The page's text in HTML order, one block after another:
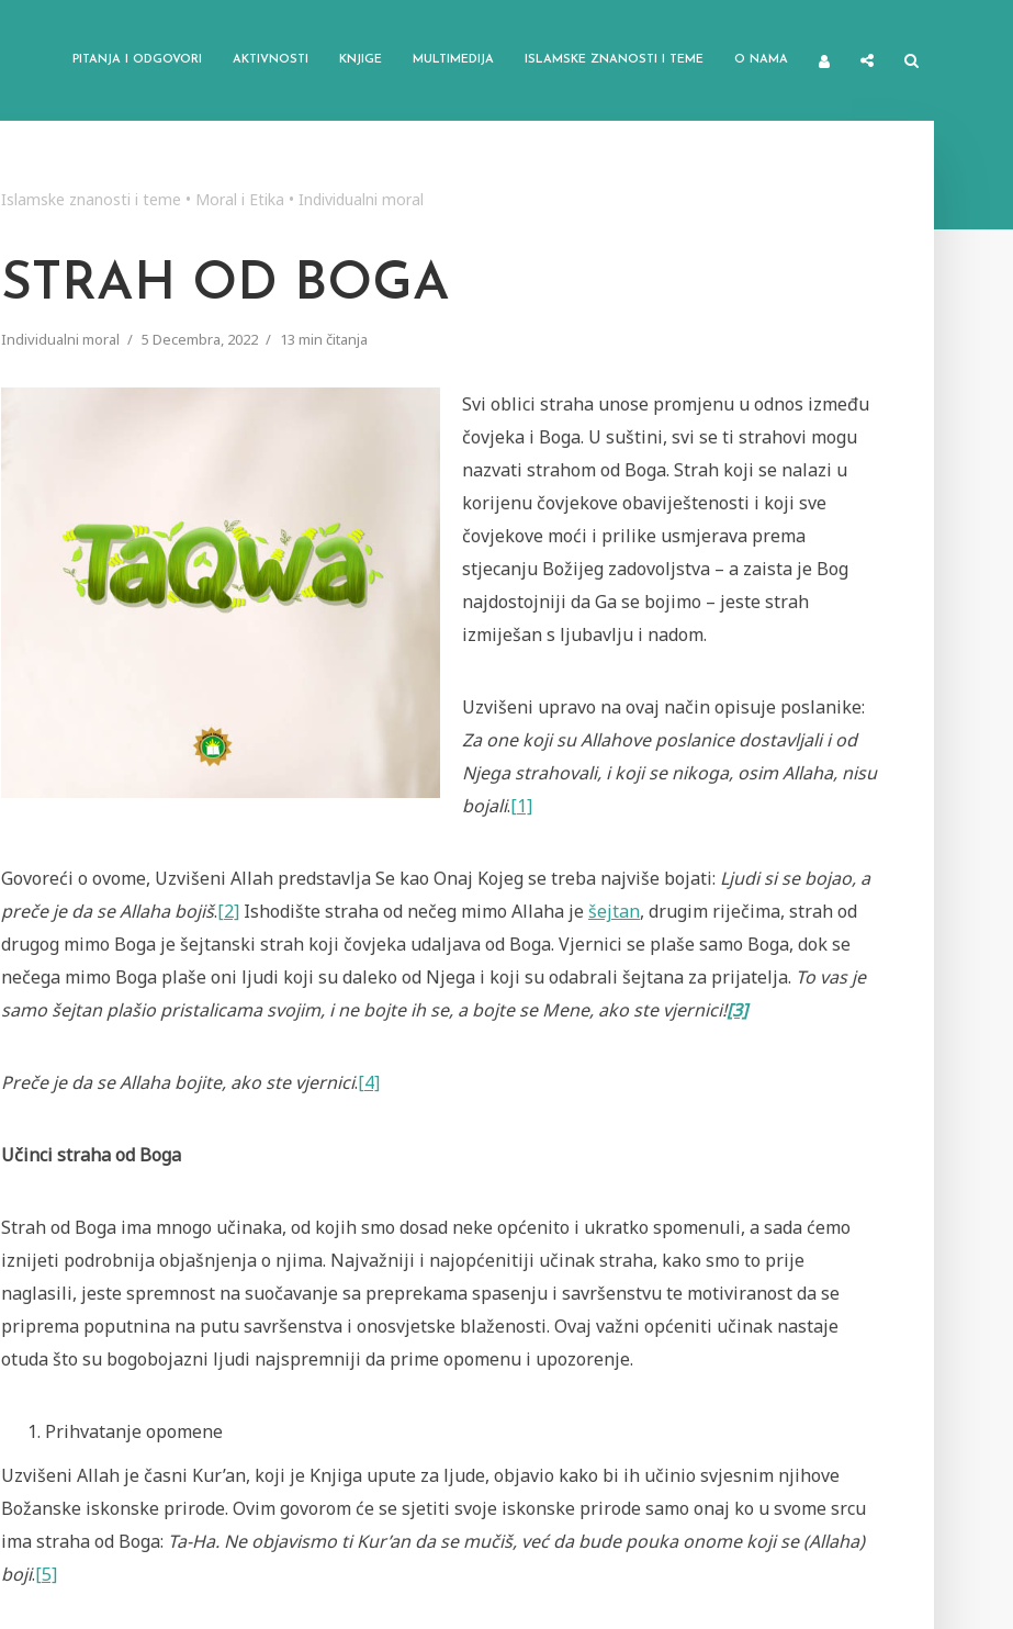
PITANJA I ODGOVORI AKTIVNOSTI KNJIGE MULTIMEDIJA ISLAMSKE ZNANOSTI I TEME O NAMA
Islamske znanosti i teme • Moral i Etika • Individualni moral
STRAH OD BOGA
Individualni moral 5 Decembra, 2022 13 min čitanja
Svi oblici straha unose promjenu u odnos između
čovjeka i Boga. U suštini, svi se ti strahovi mogu
nazvati strahom od Boga. Strah koji se nalazi u
korijenu čovjekove obaviještenosti i koji sve
čovjekove moći i prilike usmjerava prema
stjecanju Božijeg zadovoljstva – a zaista je Bog
najdostojniji da Ga se bojimo – jeste strah
izmiješan s ljubavlju i nadom.
Uzvišeni upravo na ovaj način opisuje poslanike:
Za one koji su Allahove poslanice dostavljali i od
Njega strahovali, i koji se nikoga, osim Allaha, nisu
bojali.[1]
Govoreći o ovome, Uzvišeni Allah predstavlja Se kao Onaj Kojeg se treba najviše bojati: Ljudi si se bojao, a
preče je da se Allaha bojiš.[2] Ishodište straha od nečeg mimo Allaha je šejtan, drugim riječima, strah od
drugog mimo Boga je šejtanski strah koji čovjeka udaljava od Boga. Vjernici se plaše samo Boga, dok se
nečega mimo Boga plaše oni ljudi koji su daleko od Njega i koji su odabrali šejtana za prijatelja. To vas je
samo šejtan plašio pristalicama svojim, i ne bojte ih se, a bojte se Mene, ako ste vjernici![3]
Preče je da se Allaha bojite, ako ste vjernici.[4]
Učinci straha od Boga
Strah od Boga ima mnogo učinaka, od kojih smo dosad neke općenito i ukratko spomenuli, a sada ćemo
iznijeti podrobnija objašnjenja o njima. Najvažniji i najopćenitiji učinak straha, kako smo to prije
naglasili, jeste spremnost na suočavanje sa preprekama spasenju i savršenstvu te motiviranost da se
priprema poputnina na putu savršenstva i onosvjetske blaženosti. Ovaj važni općeniti učinak nastaje
otuda što su bogobojazni ljudi najspremniji da prime opomenu i upozorenje.
Prihvatanje opomene
Uzvišeni Allah je časni Kur’an, koji je Knjiga upute za ljude, objavio kako bi ih učinio svjesnim njihove
Božanske iskonske prirode. Ovim govorom će se sjetiti svoje iskonske prirode samo onaj ko u svome srcu
ima straha od Boga: Ta-Ha. Ne objavismo ti Kur’an da se mučiš, već da bude pouka onome koji se (Allaha)
boji.[5]